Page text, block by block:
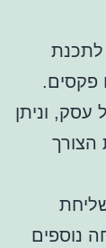
לתכנת
פקסים.
עסק, וניתן
הצורך
נוספים